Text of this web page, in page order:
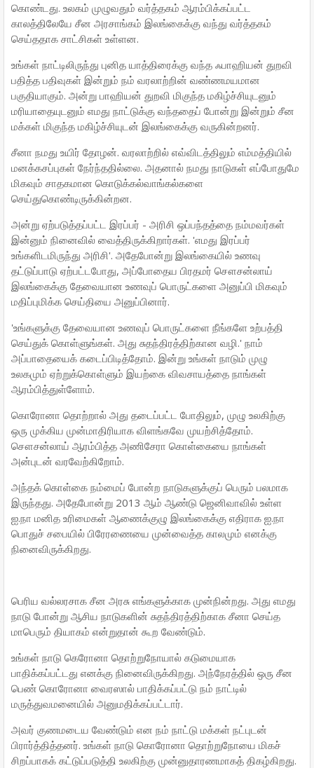
கொண்டது. உலகம் முழுவதும் வர்த்தகம் ஆரம்பிக்கப்பட்ட
காலத்திலேயே சீன அரசாங்கம் இலங்கைக்கு வந்து வர்த்தகம்
செய்ததாக சாட்சிகள் உள்ளன.
உங்கள் நாட்டிலிருந்து புனித யாத்திரைக்கு வந்த ஃபாஹியன் துறவி
பதித்த பதிவுகள் இன்றும் நம் வரலாற்றின் வண்ணமயமான
பகுதியாகும். அன்று பாஹியன் துறவி மிகுந்த மகிழ்ச்சியுடனும்
மரியாதையுடனும் எமது நாட்டுக்கு வந்ததைப் போன்று இன்றும் சீன
மக்கள் மிகுந்த மகிழ்ச்சியுடன் இலங்கைக்கு வருகின்றனர்.
சீனா நமது உயிர் தோழன். வரலாற்றில் எவ்விடத்திலும் எம்மத்தியில்
மனக்கசப்புகள் நேர்ந்ததில்லை. அதனால் நமது நாடுகள் எப்போதுமே
மிகவும் சாதகமான கொடுக்கல்வாங்கல்களை
செய்துகொண்டிருக்கின்றன.
அன்று ஏற்படுத்தப்பட்ட இரப்பர் - அரிசி ஒப்பந்தத்தை நம்மவர்கள்
இன்னும் நினைவில் வைத்திருக்கிறார்கள். 'எமது இரப்பர்
உங்களிடமிருந்து அரிசி'. அதேபோன்று இலங்கையில் உணவு
தட்டுப்பாடு ஏற்பட்டபோது, அப்போதைய பிரதமர் சௌசன்லாய்
இலங்கைக்கு தேவையான உணவுப் பொருட்களை அனுப்பி மிகவும்
மதிப்புமிக்க செய்தியை அனுப்பினார்.
'உங்களுக்கு தேவையான உணவுப் பொருட்களை நீங்களே உற்பத்தி
செய்துக் கொள்ளுங்கள். அது சுதந்திரத்திற்கான வழி.' நாம்
அப்பாதையைக் கடைப்பிடித்தோம். இன்று உங்கள் நாடும் முழு
உலகமும் ஏற்றுக்கொள்ளும் இயற்கை விவசாயத்தை நாங்கள்
ஆரம்பித்துள்ளோம்.
கொரோனா தொற்றால் அது தடைப்பட்ட போதிலும், முழு உலகிற்கு
ஒரு முக்கிய முன்மாதிரியாக விளங்கவே முயற்சித்தோம்.
சௌசன்லாய் ஆரம்பித்த அணிசேரா கொள்கையை நாங்கள்
அன்புடன் வரவேற்கிறோம்.
அந்தக் கொள்கை நம்மைப் போன்ற நாடுகளுக்குப் பெரும் பலமாக
இருந்தது. அதேபோன்று 2013 ஆம் ஆண்டு ஜெனிவாவில் உள்ள
ஐ.நா மனித உரிமைகள் ஆணைக்குழு இலங்கைக்கு எதிராக ஐ.நா
பொதுச் சபையில் பிரேரணையை முன்வைத்த காலமும் எனக்கு
நினைவிருக்கிறது.
பெரிய வல்லரசாக சீன அரசு எங்களுக்காக முன்நின்றது. அது எமது
நாடு போன்று ஆசிய நாடுகளின் சுதந்திரத்திற்காக சீனா செய்த
மாபெரும் தியாகம் என்றுதான் கூற வேண்டும்.
உங்கள் நாடு கெரோனா தொற்றுநோயால் கடுமையாக
பாதிக்கப்பட்டது எனக்கு நினைவிருக்கிறது. அந்நேரத்தில் ஒரு சீன
பெண் கொரோனா வைரஸால் பாதிக்கப்பட்டு நம் நாட்டில்
மருத்துவமனையில் அனுமதிக்கப்பட்டார்.
அவர் குணமடைய வேண்டும் என நம் நாட்டு மக்கள் நட்புடன்
பிரார்த்தித்தனர். உங்கள் நாடு கொரோனா தொற்றுநோயை மிகச்
சிறப்பாகக் கட்டுப்படுத்தி உலகிற்கு முன்னுதாரணமாகத் திகழ்கிறது.